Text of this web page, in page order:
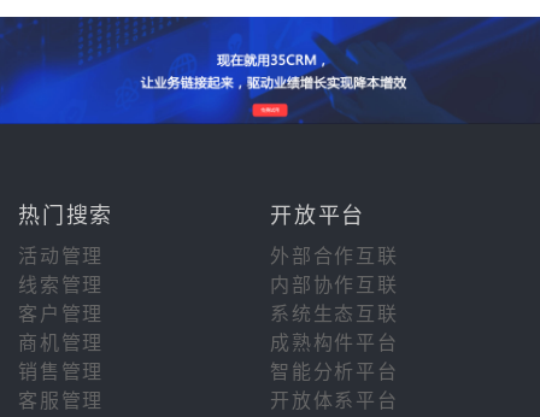
热门搜索 开放平台
活动管理
外部合作互联
线索管理
内部协作互联
客户管理
系统生态互联
商机管理
成熟构件平台
销售管理
智能分析平台
客服管理
开放体系平台